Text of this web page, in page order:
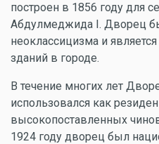
построен в 1856 году для
Абдулмеджида I. Дворец
неоклассицизма и
зданий в городе.
В течение многих лет
использовался как
высокопоставленных
1924 году дворец был